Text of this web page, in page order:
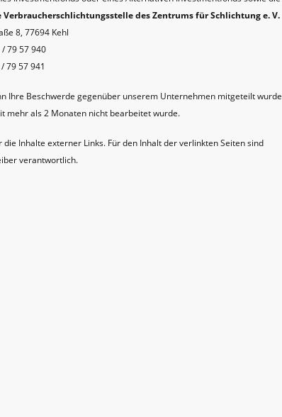
des Zentrums für Schlichtung e. V.
8, 77694 Kehl
79 57 940
79 57 941
Ihre Beschwerde gegenüber unserem Unternehmen mitgeteilt wurde
mehr als 2 Monaten nicht bearbeitet wurde.
Inhalte externer Links. Für den Inhalt der verlinkten Seiten sind
verantwortlich.